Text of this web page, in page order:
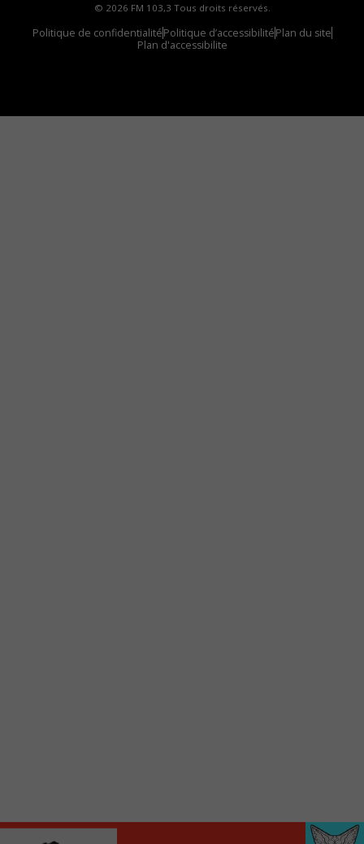
© 2026 FM 103,3 Tous droits réservés.
Politique de confidentialitéPolitique d’accessibilitéPlan du site
Plan d'accessibilite